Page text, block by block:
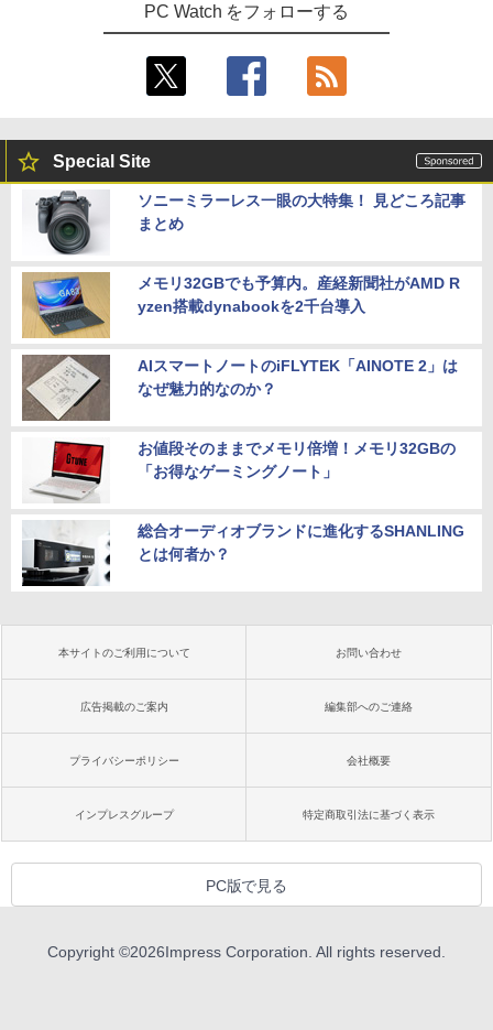
PC Watch をフォローする
Special Site
ソニーミラーレス一眼の大特集！ 見どころ記事
まとめ
メモリ32GBでも予算内。産経新聞社がAMD R
yzen搭載dynabookを2千台導入
AIスマートノートのiFLYTEK「AINOTE 2」は
なぜ魅力的なのか？
お値段そのままでメモリ倍増！メモリ32GBの
「お得なゲーミングノート」
総合オーディオブランドに進化するSHANLING
とは何者か？
本サイトのご利用について お問い合わせ
広告掲載のご案内 編集部へのご連絡
プライバシーポリシー 会社概要
インプレスグループ 特定商取引法に基づく表示
PC版で見る
Copyright ©2026Impress Corporation. All rights reserved.